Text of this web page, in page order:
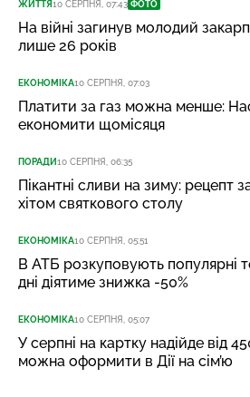
ЖИТТЯ10 СЕРПНЯ, 07:43 ФОТО
На війні загинув молодий
лише 26 років
ЕКОНОМІКА10 СЕРПНЯ, 07:03
Платити за газ можна менше:
економити щомісяця
ПОРАДИ10 СЕРПНЯ, 06:35
Пікантні сливи на зиму: рецепт
хітом святкового столу
ЕКОНОМІКА10 СЕРПНЯ, 05:51
В АТБ розкуповують популярні
дні діятиме знижка -50%
ЕКОНОМІКА10 СЕРПНЯ, 05:07
У серпні на картку надійде від
можна оформити в Дії на сім’ю